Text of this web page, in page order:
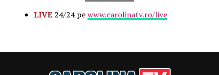
LIVE 24/24 pewww.carolinatv.ro/live